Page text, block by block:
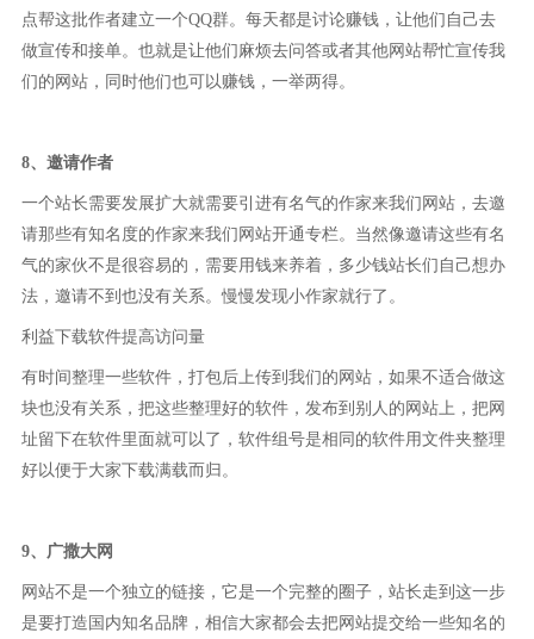
点帮这批作者建立一个QQ群。每天都是讨论赚钱，让他们自己去
做宣传和接单。也就是让他们麻烦去问答或者其他网站帮忙宣传我
们的网站，同时他们也可以赚钱，一举两得。
8、邀请作者
一个站长需要发展扩大就需要引进有名气的作家来我们网站，去邀
请那些有知名度的作家来我们网站开通专栏。当然像邀请这些有名
气的家伙不是很容易的，需要用钱来养着，多少钱站长们自己想办
法，邀请不到也没有关系。慢慢发现小作家就行了。
利益下载软件提高访问量
有时间整理一些软件，打包后上传到我们的网站，如果不适合做这
块也没有关系，把这些整理好的软件，发布到别人的网站上，把网
址留下在软件里面就可以了，软件组号是相同的软件用文件夹整理
好以便于大家下载满载而归。
9、广撒大网
网站不是一个独立的链接，它是一个完整的圈子，站长走到这一步
是要打造国内知名品牌，相信大家都会去把网站提交给一些知名的